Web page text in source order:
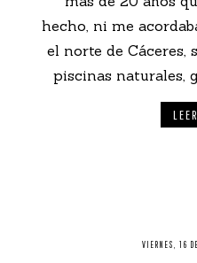
hecho, ni me
el norte de Cáceres,
piscinas naturales,
VIERNES, 16